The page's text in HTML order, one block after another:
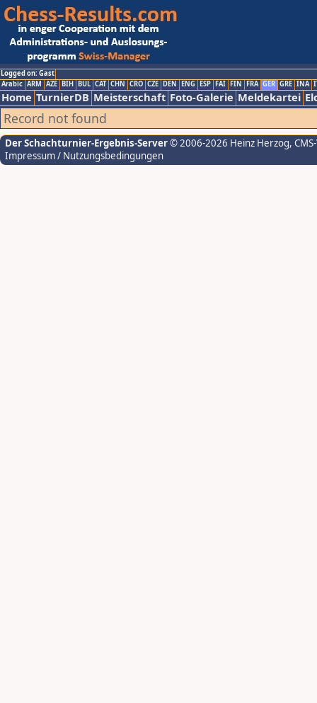
Logged on: Gast
Arabic ARM AZE BIH BUL CAT CHN CRO CZE DEN ENG ESP FAI FIN FRA GER GRE INA
Home TurnierDB Meisterschaft Foto-Galerie Meldekartei
Record not found
Der Schachturnier-Ergebnis-Server© 2006-2026 Heinz Herzog,
Impressum / Nutzungsbedingungen